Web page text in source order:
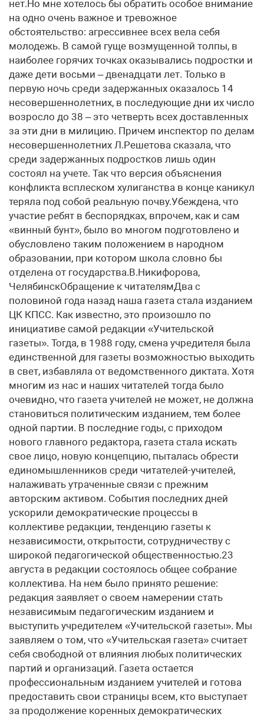
нет.Но мне хотелось бы обратить особое внимание
на одно очень важное и тревожное
обстоятельство: агрессивнее всех вела себя
молодежь. В самой гуще возмущенной толпы, в
наиболее горячих точках оказывались подростки и
даже дети восьми – двенадцати лет. Только в
первую ночь среди задержанных оказалось 14
несовершеннолетних, в последующие дни их число
возросло до 38 – это четверть всех доставленных
за эти дни в милицию. Причем инспектор по делам
несовершеннолетних Л.Решетова сказала, что
среди задержанных подростков лишь один
состоял на учете. Так что версия объяснения
конфликта всплеском хулиганства в конце каникул
теряла под собой реальную почву.Убеждена, что
участие ребят в беспорядках, впрочем, как и сам
«винный бунт», было во многом подготовлено и
обусловлено таким положением в народном
образовании, при котором школа словно бы
отделена от государства.В.Никифорова,
ЧелябинскОбращение к читателямДва с
половиной года назад наша газета стала изданием
ЦК КПСС. Как известно, это произошло по
инициативе самой редакции «Учительской
газеты». Тогда, в 1988 году, смена учредителя была
единственной для газеты возможностью выходить
в свет, избавляла от ведомственного диктата. Хотя
многим из нас и наших читателей тогда было
очевидно, что газета учителей не может, не должна
становиться политическим изданием, тем более
одной партии. В последние годы, с приходом
нового главного редактора, газета стала искать
свое лицо, новую концепцию, пыталась обрести
единомышленников среди читателей-учителей,
налаживать утраченные связи с прежним
авторским активом. События последних дней
ускорили демократические процессы в
коллективе редакции, тенденцию газеты к
независимости, открытости, сотрудничеству с
широкой педагогической общественностью.23
августа в редакции состоялось общее собрание
коллектива. На нем было принято решение:
редакция заявляет о своем намерении стать
независимым педагогическим изданием и
выступить учредителем «Учительской газеты». Мы
заявляем о том, что «Учительская газета» считает
себя свободной от влияния любых политических
партий и организаций. Газета остается
профессиональным изданием учителей и готова
предоставить свои страницы всем, кто выступает
за продолжение коренных демократических